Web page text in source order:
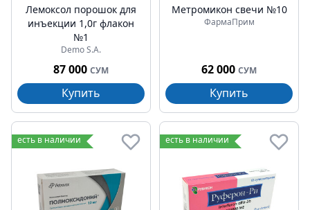
Лемоксол порошок для
инъекции 1,0г флакон
№1
Demo S.A.
87 000 СУМ
Купить
Метромикон свечи №10
ФармаПрим
62 000 СУМ
Купить
есть в наличии есть в наличии